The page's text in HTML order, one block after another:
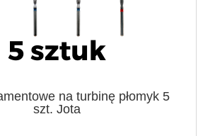
na turbinę płomyk 5
szt. Jota